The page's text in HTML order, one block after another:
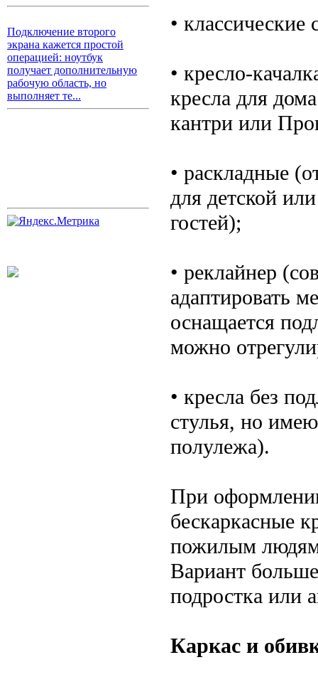
Подключение второго
экрана кажется простой
операцией: ноутбук
получает дополнительную
рабочую область, но
выполняет те...
•
• кресло-
кресла для
кантри или
• раскладные
для детской
гостей);
• реклайнер
адаптировать
оснащается
можно
• кресла без
стулья, но
полулежа).
При
бескаркасные
пожилым людям,
Вариант
подростка или
Каркас и